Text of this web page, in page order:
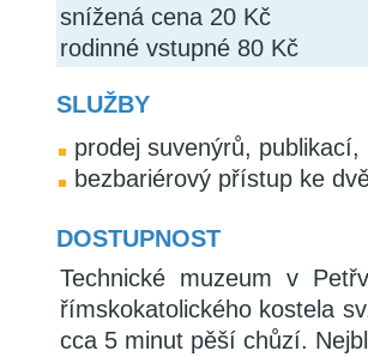
snížená cena 20 Kč
rodinné vstupné 80 Kč
SLUŽBY
prodej suvenýrů, publikací,
bezbariérový přístup ke
DOSTUPNOST
Technické muzeum v
římskokatolického kostela
cca 5 minut pěší chůzí.